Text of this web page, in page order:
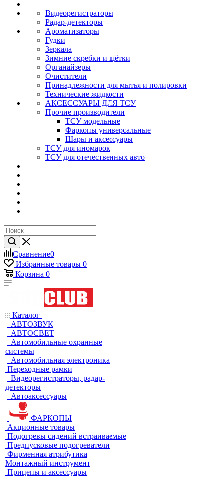
Видеорегистраторы
Радар-детекторы
Ароматизаторы
Гудки
Зеркала
Зимние скребки и щётки
Органайзеры
Очистители
Принадлежности для мытья и полировки
Технические жидкости
АКСЕССУАРЫ ДЛЯ ТСУ
Прочие производители
ТСУ модельные
Фаркопы универсальные
Шары и аксессуары
ТСУ для иномарок
ТСУ для отечественных авто
Сравнение0
Избранные товары 0
Корзина 0
Каталог
АВТОЗВУК
АВТОСВЕТ
Автомобильные охранные
системы
Автомобильная электроника
Переходные рамки
Видеорегистраторы, радар-
детекторы
Автоаксессуары
ФАРКОПЫ
Акционные товары
Подогревы сидений встраиваемые
Предпусковые подогреватели
Фирменная атрибутика
Монтажный инструмент
Прицепы и аксессуары